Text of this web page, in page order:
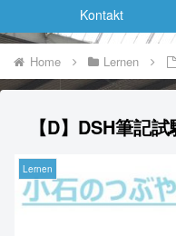
Kontakt
Home Lernen
【D】DSH筆記
Lernen